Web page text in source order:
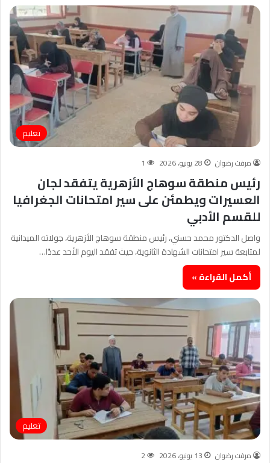
تعليم
مرفت رضوان 28 يونيو، 2026 1
رئيس منطقة سوهاج الأزهرية يتفقد لجان
العسيرات ويطمئن على سير امتحانات الجغرافيا
للقسم الأدبي
واصل الدكتور محمد حسني، رئيس منطقة سوهاج الأزهرية، جولاته الميدانية
لمتابعة سير امتحانات الشهادة الثانوية، حيث تفقد اليوم الأحد عددًا…
أكمل القراءة »
تعليم
مرفت رضوان 13 يونيو، 2026 2